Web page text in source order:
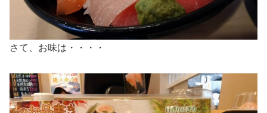
さて、お味は・・・・